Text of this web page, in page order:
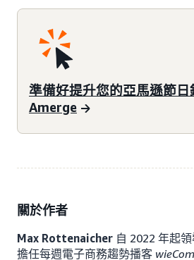
準備好提升您的亞馬遜節
Amerge
關於作者
Max Rottenaicher 自 2022 年起
擔任每週電子商務趨勢播客